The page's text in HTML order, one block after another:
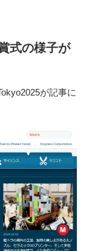
式の様子が
が記事に